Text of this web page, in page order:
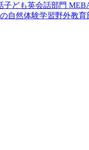
子ども英会話部門
自然体験学習野外教育